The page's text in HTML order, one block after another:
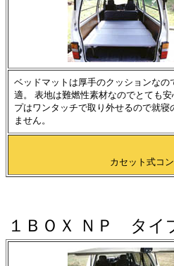
ベッドマットは厚手のクッションなの
適。 表地は難燃性素材なのでとても
プはワンタッチで取り外せるので就寝
ません。
カセット式コ
１ＢＯＸ ＮＰ タイ